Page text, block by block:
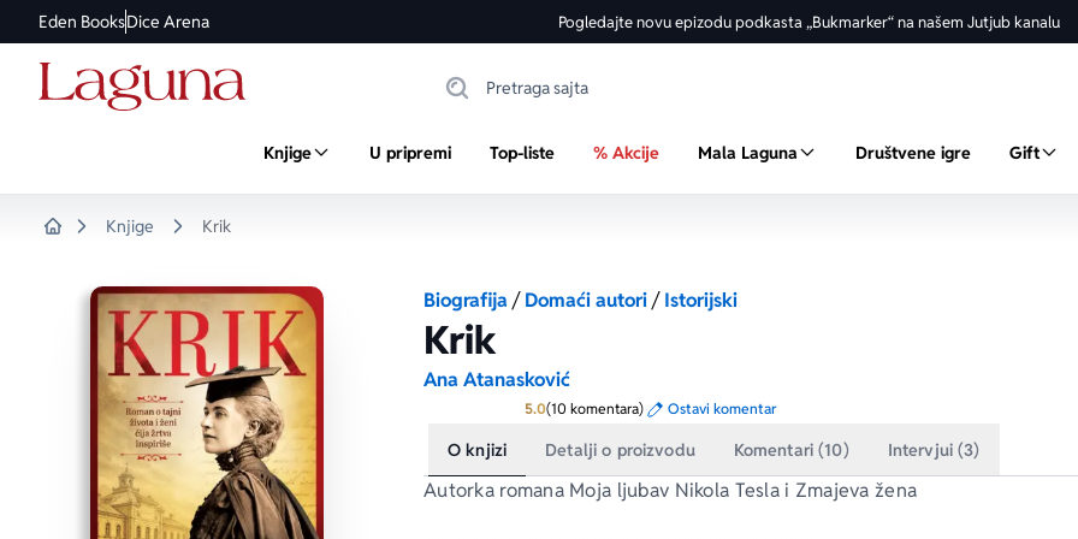
Eden BooksDice Arena Pogledajte novu epizodu podkasta „Bukmarker“ na našem Jutjub kanalu
Knjige U pripremi Top-liste % Akcije Mala Laguna Društvene igre Gift
Knjige Krik
Biografija/Domaći autori/Istorijski
Krik
Ana Atanasković
5.0Prosecna ocena je 5.0 od 5
(10 komentara) Ostavi komentar
O knjizi Detalji o proizvodu Komentari (10) Intervjui (3)
Autorka romana Moja ljubav Nikola Tesla i Zmajeva žena